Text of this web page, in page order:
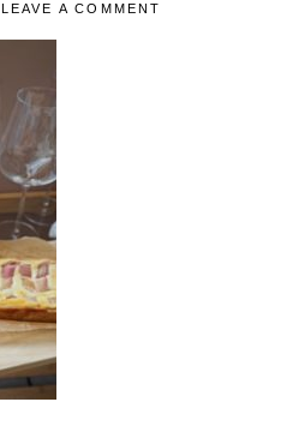
LEAVE A COMMENT